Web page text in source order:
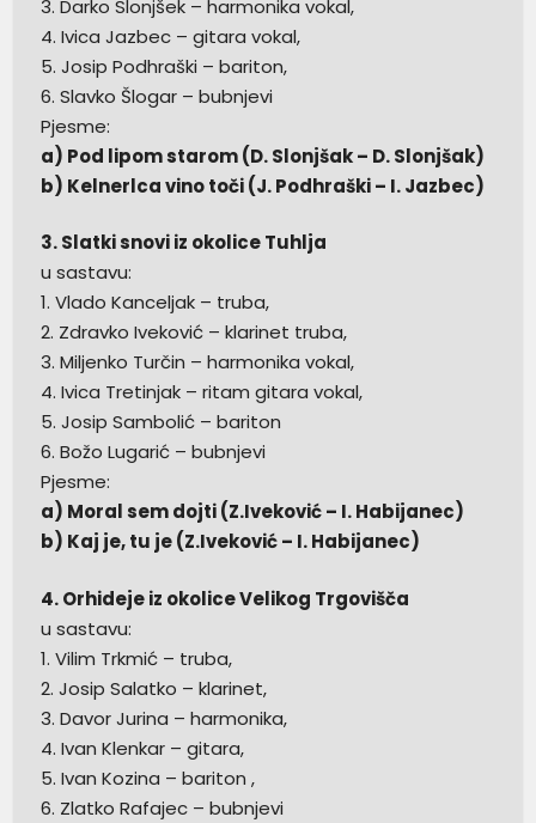
3. Darko Slonjšek – harmonika vokal,
4. Ivica Jazbec – gitara vokal,
5. Josip Podhraški – bariton,
6. Slavko Šlogar – bubnjevi
Pjesme:
a) Pod lipom starom (D. Slonjšak – D. Slonjšak)
b) Kelnerlca vino toči (J. Podhraški – I. Jazbec)
3. Slatki snovi iz okolice Tuhlja
u sastavu:
1. Vlado Kanceljak – truba,
2. Zdravko Iveković – klarinet truba,
3. Miljenko Turčin – harmonika vokal,
4. Ivica Tretinjak – ritam gitara vokal,
5. Josip Sambolić – bariton
6. Božo Lugarić – bubnjevi
Pjesme:
a) Moral sem dojti (Z.Iveković – I. Habijanec)
b) Kaj je, tu je (Z.Iveković – I. Habijanec)
4. Orhideje iz okolice Velikog Trgovišča
u sastavu:
1. Vilim Trkmić – truba,
2. Josip Salatko – klarinet,
3. Davor Jurina – harmonika,
4. Ivan Klenkar – gitara,
5. Ivan Kozina – bariton ,
6. Zlatko Rafajec – bubnjevi